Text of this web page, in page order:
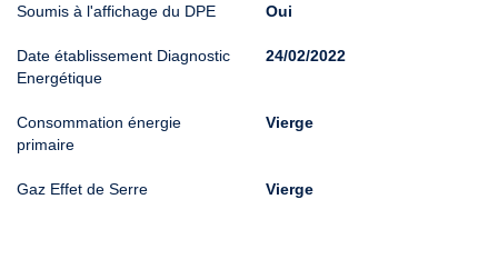
Soumis à l'affichage du DPE Oui
Date établissement Diagnostic
Energétique
24/02/2022
Consommation énergie
primaire
Vierge
Gaz Effet de Serre Vierge